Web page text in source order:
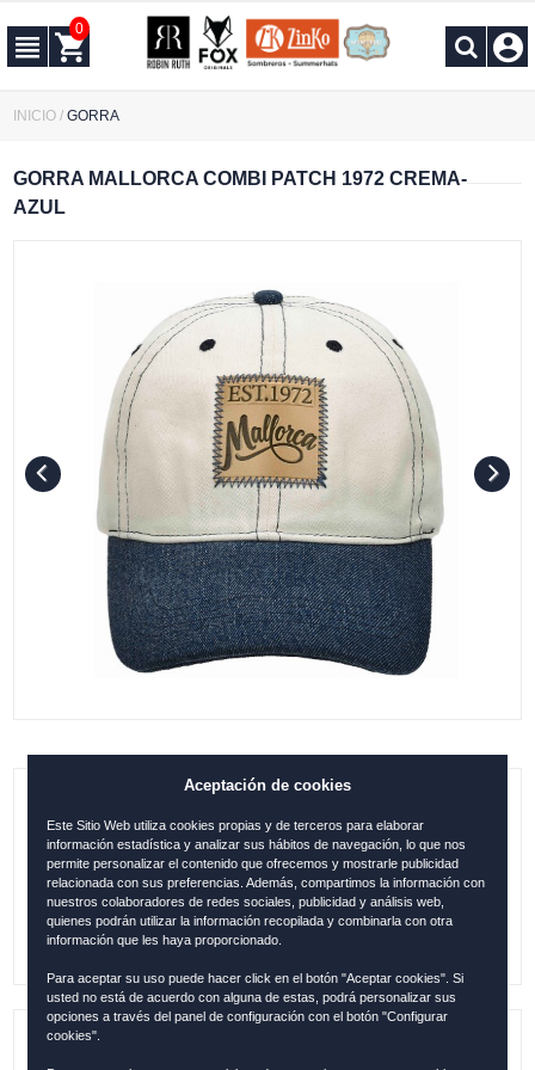
0
INICIO /GORRA
GORRA MALLORCA COMBI PATCH 1972 CREMA-
AZUL
GORRA MALLORCA COMBI PATCH 1972
CREMA-AZUL
0.00€
Aceptación de cookies
Este Sitio Web utiliza cookies propias y de terceros para elaborar
información estadística y analizar sus hábitos de navegación, lo que nos
permite personalizar el contenido que ofrecemos y mostrarle publicidad
relacionada con sus preferencias. Además, compartimos la información con
nuestros colaboradores de redes sociales, publicidad y análisis web,
quienes podrán utilizar la información recopilada y combinarla con otra
información que les haya proporcionado.
Para aceptar su uso puede hacer click en el botón "Aceptar cookies". Si
usted no está de acuerdo con alguna de estas, podrá personalizar sus
opciones a través del panel de configuración con el botón "Configurar
cookies".